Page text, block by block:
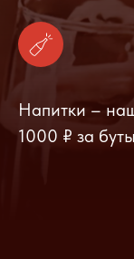
Напитки –
1000 ₽ за